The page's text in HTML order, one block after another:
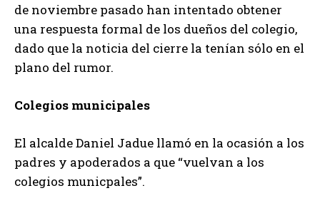
de noviembre pasado han intentado obtener
una respuesta formal de los dueños del colegio,
dado que la noticia del cierre la tenían sólo en el
plano del rumor.
Colegios municipales
El alcalde Daniel Jadue llamó en la ocasión a los
padres y apoderados a que “vuelvan a los
colegios municpales”.